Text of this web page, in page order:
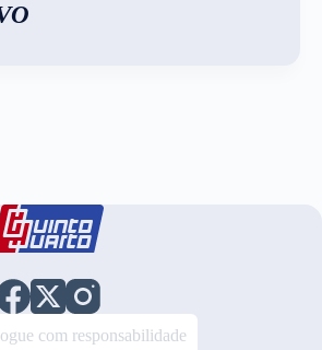
com responsabilidade